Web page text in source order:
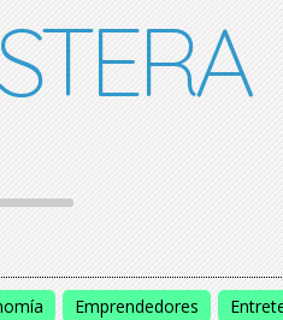
Emprendedores